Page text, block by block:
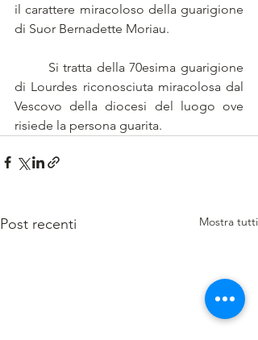
il carattere miracoloso della guarigione
di Suor Bernadette Moriau.
di Lourdes riconosciuta miracolosa dal
Vescovo della diocesi del luogo ove
risiede la persona guarita.
Post recenti Mostra tutti